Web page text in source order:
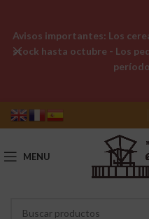
MENU
Avisos importantes: Los
stock hasta octubre - Los